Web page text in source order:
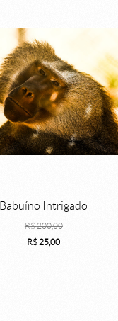
Babuíno Intrigado
R$200,00
R$ 25,00